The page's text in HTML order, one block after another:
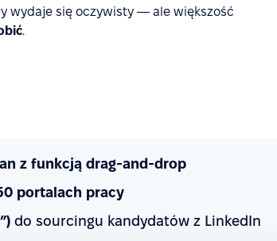
wydaje się oczywisty — ale większość
.
z funkcją drag-and-drop
portalach pracy
do sourcingu kandydatów z LinkedIn